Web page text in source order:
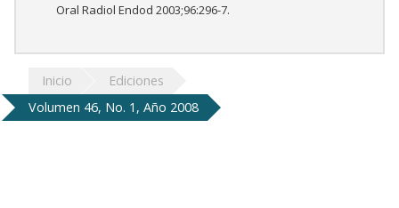
Oral Radiol Endod 2003;96:296-7.
Inicio
Ediciones
Volumen 46, No. 1, Año 2008